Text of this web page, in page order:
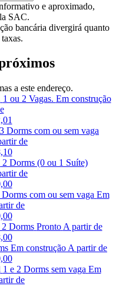
e aproximado,
SAC.
bancária divergirá quanto
a este endereço.
1 ou 2 Vagas. Em construção
Dorms com ou sem vaga
de
2 Dorms (0 ou 1 Suíte)
de
Dorms com ou sem vaga Em
de
2 Dorms Pronto A partir de
Em construção A partir de
1 e 2 Dorms sem vaga Em
de